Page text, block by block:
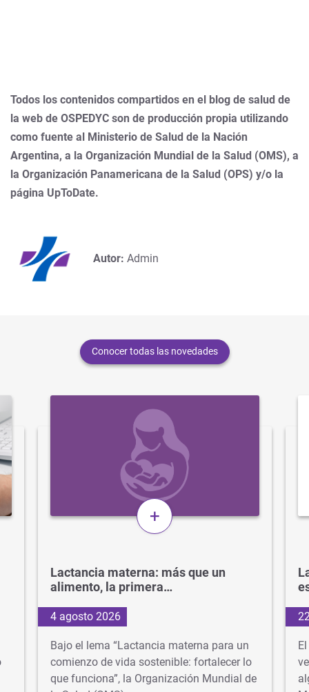
Todos los contenidos compartidos en el blog de salud de
la web de OSPEDYC son de producción propia utilizando
como fuente al Ministerio de Salud de la Nación
Argentina, a la Organización Mundial de la Salud (OMS), a
la Organización Panamericana de la Salud (OPS) y/o la
página UpToDate.
Autor: Admin
Conocer todas las novedades
+
Lactancia materna: más que un
alimento, la primera…
4 agosto 2026
Bajo el lema “Lactancia materna para un
comienzo de vida sostenible: fortalecer lo
que funciona”, la Organización Mundial de